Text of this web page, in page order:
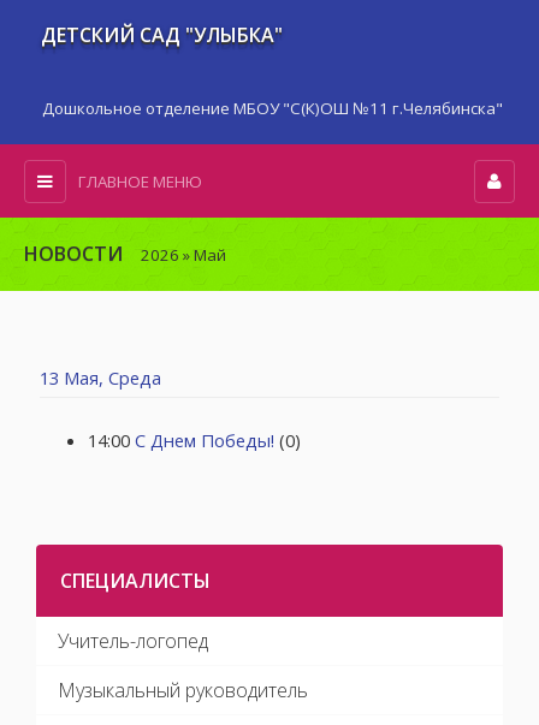
ДЕТСКИЙ САД "УЛЫБКА"
Дошкольное отделение МБОУ "С(К)ОШ №11 г.Челябинска"
ГЛАВНОЕ МЕНЮ
НОВОСТИ 2026 »Май
13 Мая, Среда
14:00 С Днем Победы! (0)
СПЕЦИАЛИСТЫ
Учитель-логопед
Музыкальный руководитель